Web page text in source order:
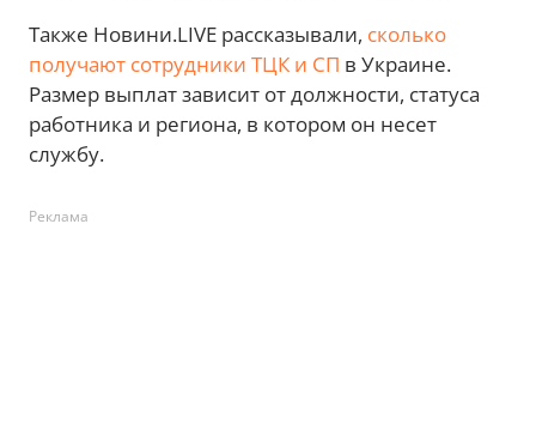
Также Новини.LIVE рассказывали, сколько
получают сотрудники ТЦК и СП в Украине.
Размер выплат зависит от должности, статуса
работника и региона, в котором он несет
службу.
Реклама